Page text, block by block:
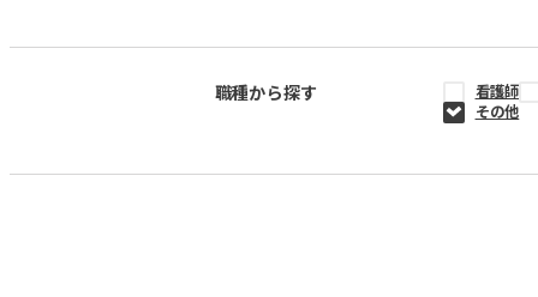
職種から探す
看護師
その他